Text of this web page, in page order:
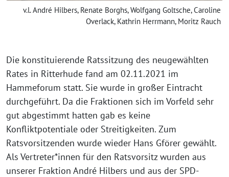
v.l. André Hilbers, Renate Borghs, Wolfgang Goltsche, Caroline
Overlack, Kathrin Herrmann, Moritz Rauch
Die konstituierende Ratssitzung des neugewählten
Rates in Ritterhude fand am 02.11.2021 im
Hammeforum statt. Sie wurde in großer Eintracht
durchgeführt. Da die Fraktionen sich im Vorfeld sehr
gut abgestimmt hatten gab es keine
Konfliktpotentiale oder Streitigkeiten. Zum
Ratsvorsitzenden wurde wieder Hans Gförer gewählt.
Als Vertreter*innen für den Ratsvorsitz wurden aus
unserer Fraktion André Hilbers und aus der SPD-